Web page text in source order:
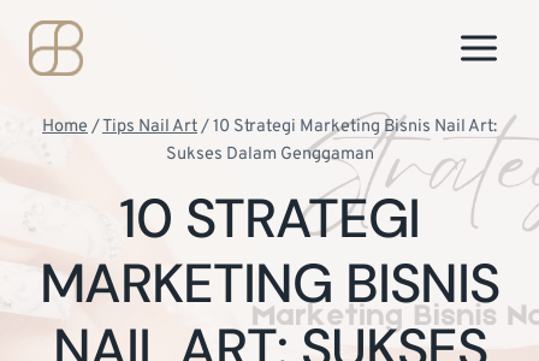
content
Home/Tips Nail Art/10 Strategi Marketing Bisnis Nail Art:
Sukses Dalam Genggaman
10 STRATEGI
MARKETING BISNIS